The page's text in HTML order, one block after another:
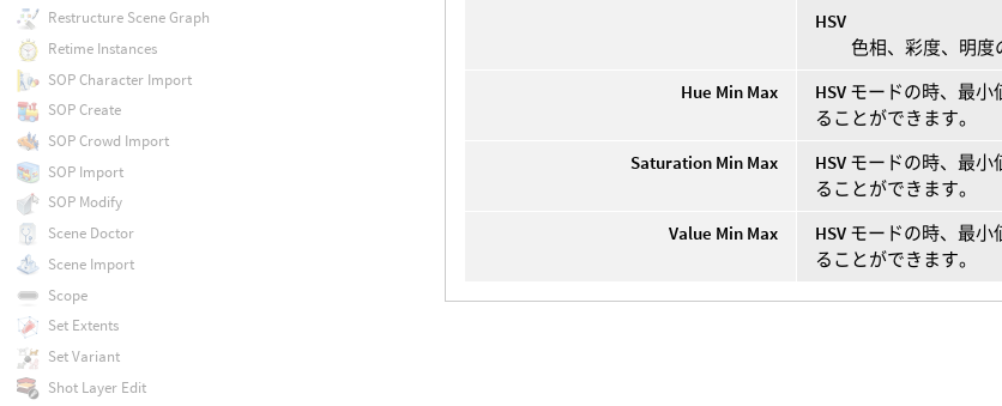
HSV
色相、彩度、明度
Hue Min Max
HSV モードの時、最小
ることができます。
Saturation Min Max
HSV モードの時、最小
ることができます。
Value Min Max
HSV モードの時、最小
ることができます。
Restructure Scene Graph
Retime Instances
SOP Character Import
SOP Create
SOP Crowd Import
SOP Import
SOP Modify
Scene Doctor
Scene Import
Scope
Set Extents
Set Variant
Shot Layer Edit